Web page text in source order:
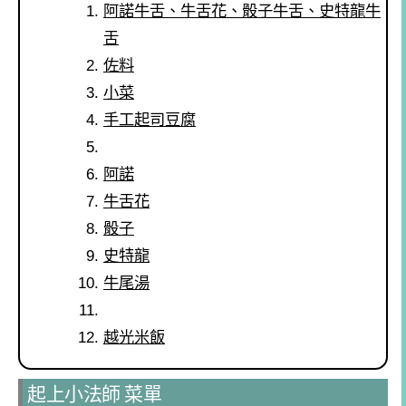
阿諾牛舌、牛舌花、骰子牛舌、史特龍牛
舌
佐料
小菜
手工起司豆腐
阿諾
牛舌花
骰子
史特龍
牛尾湯
越光米飯
起上小法師 菜單